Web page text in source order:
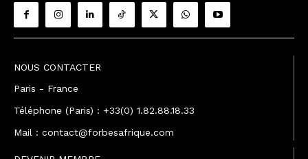
NOUS CONTACTER
Paris - France
Téléphone (Paris) : +33(0) 1.82.88.18.33
Mail : contact@forbesafrique.com